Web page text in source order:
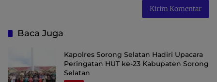
Baca Juga
Kapolres Sorong Selatan Hadiri Upacara
Peringatan HUT ke-23 Kabupaten Sorong
Selatan